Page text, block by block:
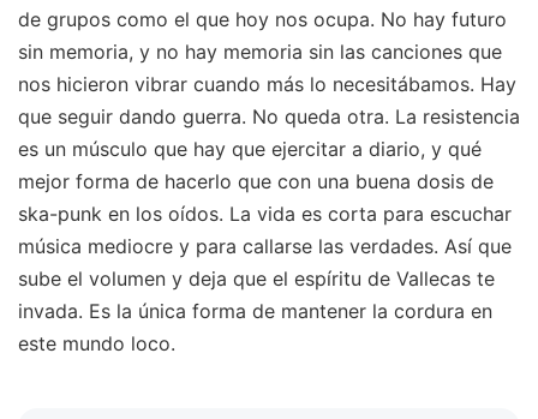
de grupos como el que hoy nos ocupa. No hay futuro
sin memoria, y no hay memoria sin las canciones que
nos hicieron vibrar cuando más lo necesitábamos. Hay
que seguir dando guerra. No queda otra. La resistencia
es un músculo que hay que ejercitar a diario, y qué
mejor forma de hacerlo que con una buena dosis de
ska-punk en los oídos. La vida es corta para escuchar
música mediocre y para callarse las verdades. Así que
sube el volumen y deja que el espíritu de Vallecas te
invada. Es la única forma de mantener la cordura en
este mundo loco.